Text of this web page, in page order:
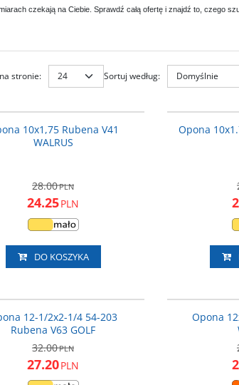
czekają na Ciebie. Sprawdź całą ofertę i znajdź to, czego
stronie: Sortuj według:
10x1,75 Rubena V41
WALRUS
28.00PLN
24.25PLN
DO KOSZYKA
Opona
12-1/2x2-1/4 54-203
Rubena V63 GOLF
32.00PLN
27.20PLN
Opona